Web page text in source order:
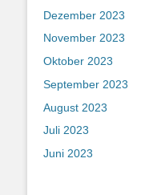
Dezember 2023
November 2023
Oktober 2023
September 2023
August 2023
Juli 2023
Juni 2023